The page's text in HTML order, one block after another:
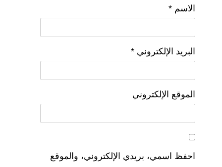
الاسم *
البريد الإلكتروني *
الموقع الإلكتروني
احفظ اسمي، بريدي الإلكتروني، والموقع